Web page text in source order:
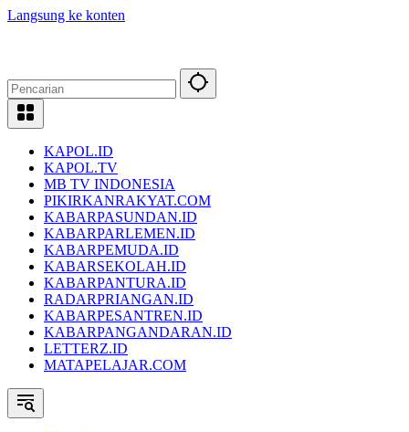
Langsung ke konten
KAPOL.ID
KAPOL.TV
MB TV INDONESIA
PIKIRKANRAKYAT.COM
KABARPASUNDAN.ID
KABARPARLEMEN.ID
KABARPEMUDA.ID
KABARSEKOLAH.ID
KABARPANTURA.ID
RADARPRIANGAN.ID
KABARPESANTREN.ID
KABARPANGANDARAN.ID
LETTERZ.ID
MATAPELAJAR.COM